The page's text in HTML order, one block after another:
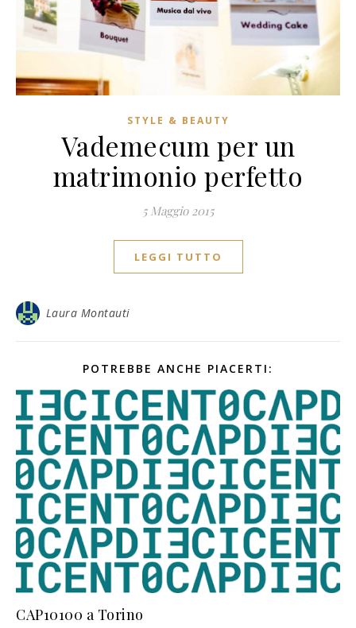
STYLE & BEAUTY
Vademecum per un
matrimonio perfetto
5 Maggio 2015
LEGGI TUTTO
Laura Montauti
POTREBBE ANCHE PIACERTI:
CAP10100 a Torino